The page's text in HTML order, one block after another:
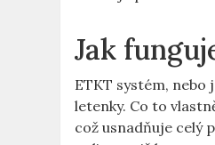
Jak
ETKT systém,
letenky.​ Co⁣ to
což usnadňuje celý